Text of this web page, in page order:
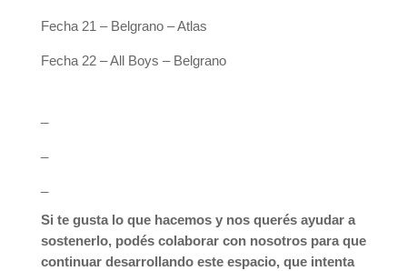
Fecha 21 – Belgrano – Atlas
Fecha 22 – All Boys – Belgrano
Si te gusta lo que hacemos y nos querés ayudar a
sostenerlo, podés colaborar con nosotros para que
continuar desarrollando este espacio, que intenta